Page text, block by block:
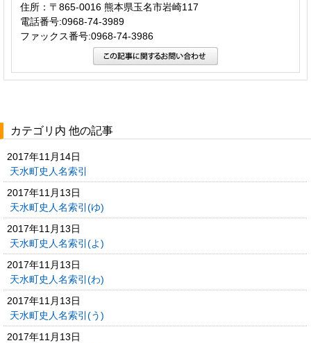
住所：〒865-0016 熊本県玉名市岩崎117
電話番号:0968-74-3989
ファックス番号:0968-74-3986
カテゴリ内 他の記事
2017年11月14日
天水町史人名索引
2017年11月13日
天水町史人名索引(ゆ)
2017年11月13日
天水町史人名索引(よ)
2017年11月13日
天水町史人名索引(わ)
2017年11月13日
天水町史人名索引(う)
2017年11月13日